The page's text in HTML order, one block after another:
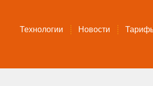
Технологии Новости